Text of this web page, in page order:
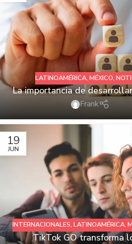
LATINOAMÉRICA, MÉXICO,
La importancia de
Frank
19
JUN
INTERNACIONALES, LATINOAMÉRICA,
TikTok GO transforma